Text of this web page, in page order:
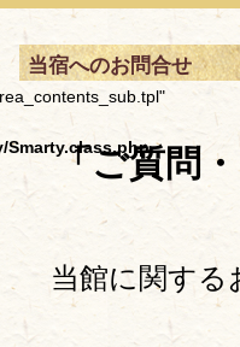
Smarty.class.php
当宿へのお問合せ
「ご質問
当館に関する